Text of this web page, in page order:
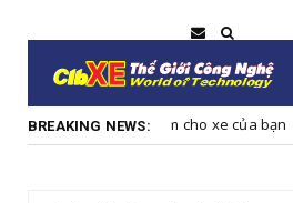
BREAKING NEWS:
cho xe của bạn Chuyên Kính Ô Tô Rẻ